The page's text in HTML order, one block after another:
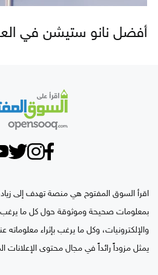
أفضل نانو ستيشن في
اقرأ السوق المفتوح هي منصة تهدف إلى
بمعلومات صحيحة وموثوقة حول كل ما يرغب
والإلكترونيات، وكل ما يرغب بإثراء
يمثل مزوداً رائداً في مجال محتوى الإعلانات